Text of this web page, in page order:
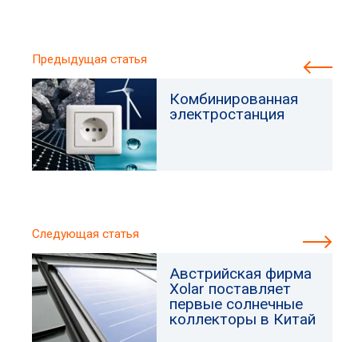
Предыдущая статья
Комбинированная
электростанция
Следующая статья
Австрийская фирма
Xolar поставляет
первые солнечные
коллекторы в Китай